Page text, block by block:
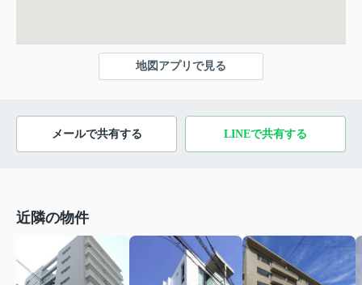
地図アプリで見る
メールで共有する LINEで共有する
近隣の物件